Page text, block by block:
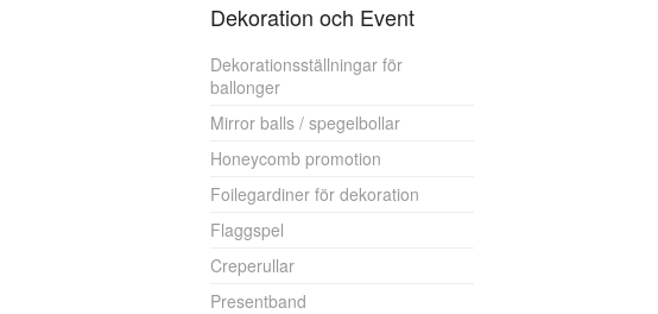
Dekoration och Event
Dekorationsställningar för
ballonger
Mirror balls / spegelbollar
Honeycomb promotion
Foilegardiner för dekoration
Flaggspel
Creperullar
Presentband